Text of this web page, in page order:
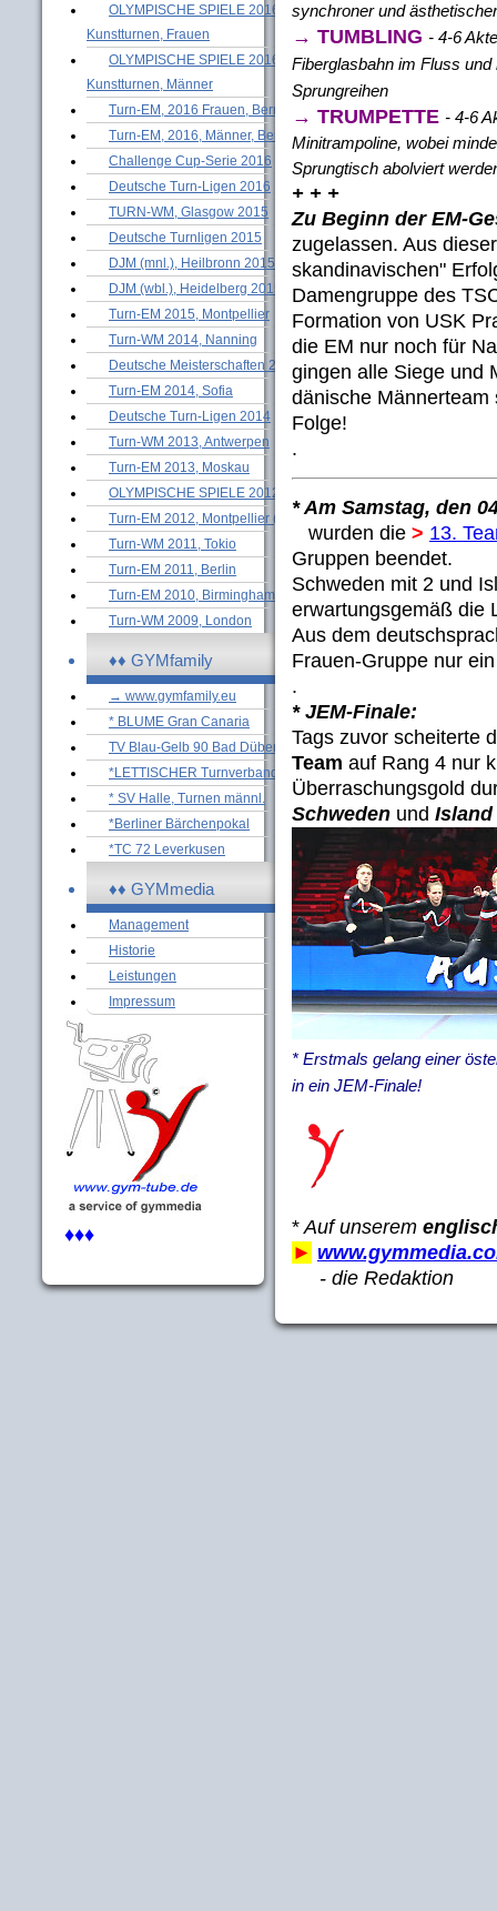
OLYMPISCHE SPIELE 2016 -
Kunstturnen, Frauen
OLYMPISCHE SPIELE 2016 -
Kunstturnen, Männer
Turn-EM, 2016 Frauen, Bern
Turn-EM, 2016, Männer, Bern
Challenge Cup-Serie 2016
Deutsche Turn-Ligen 2016
TURN-WM, Glasgow 2015
Deutsche Turnligen 2015
DJM (mnl.), Heilbronn 2015
DJM (wbl.), Heidelberg 2015
Turn-EM 2015, Montpellier
Turn-WM 2014, Nanning
Deutsche Meisterschaften 2014
Turn-EM 2014, Sofia
Deutsche Turn-Ligen 2014
Turn-WM 2013, Antwerpen
Turn-EM 2013, Moskau
OLYMPISCHE SPIELE 2012
Turn-EM 2012, Montpellier (M)
Turn-WM 2011, Tokio
Turn-EM 2011, Berlin
Turn-EM 2010, Birmingham (M)
Turn-WM 2009, London
♦♦ GYMfamily
→ www.gymfamily.eu
* BLUME Gran Canaria
TV Blau-Gelb 90 Bad Düben
*LETTISCHER Turnverband
* SV Halle, Turnen männl.
*Berliner Bärchenpokal
*TC 72 Leverkusen
♦♦ GYMmedia
Management
Historie
Leistungen
Impressum
♦♦♦
synchroner und
→ TUMBLING - 4-6
Fiberglasbahn im Fluss
Sprungreihen
→ TRUMPETTE - 4-6
Minitrampoline, wobei
Sprungtisch abolviert
+ + +
Zu Beginn der EM-
zugelassen. Aus
skandinavischen"
Damengruppe des
Formation von USK
die EM nur noch für
gingen alle Siege und
dänische
Folge!
.
* Am Samstag, den
wurden die > 13.
Gruppen beendet.
Schweden mit 2 und
erwartungsgemäß die
Aus dem
Frauen-Gruppe nur
.
* JEM-Finale:
Tags zuvor scheiterte
Team auf Rang 4 nur
Überraschungsgold
Schweden und Island
* Erstmals gelang einer
in ein JEM-Finale!
* Auf unserem
►
- die Redaktion